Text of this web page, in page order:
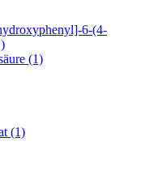
6-(4-
(1)
(1)